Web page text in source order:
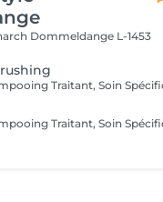
Dommeldange L-1453